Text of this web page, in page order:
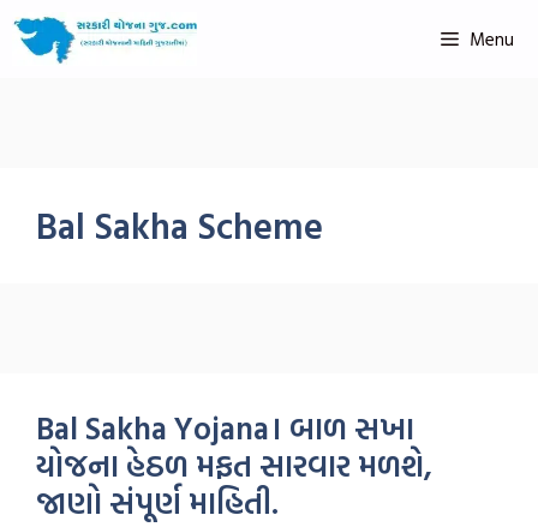
Menu
Bal Sakha Scheme
Bal Sakha Yojana। બાળ સખા
યોજના હેઠળ મફત સારવાર મળશે,
જાણો સંપૂર્ણ માહિતી.